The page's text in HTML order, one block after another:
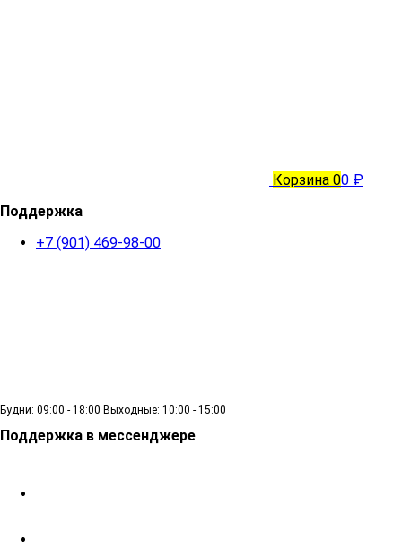
Корзина 00 ₽
Поддержка
+7 (901) 469-98-00
Будни: 09:00 - 18:00 Выходные: 10:00 - 15:00
Поддержка в мессенджере